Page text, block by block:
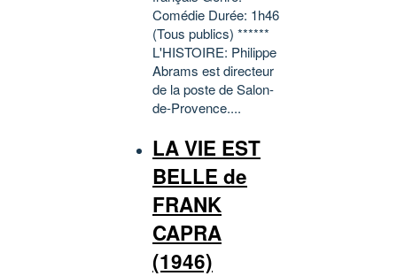
Comédie Durée: 1h46
(Tous publics) ******
L'HISTOIRE: Philippe
Abrams est directeur
de la poste de Salon-
de-Provence....
LA VIE EST
BELLE de
FRANK
CAPRA
(1946)